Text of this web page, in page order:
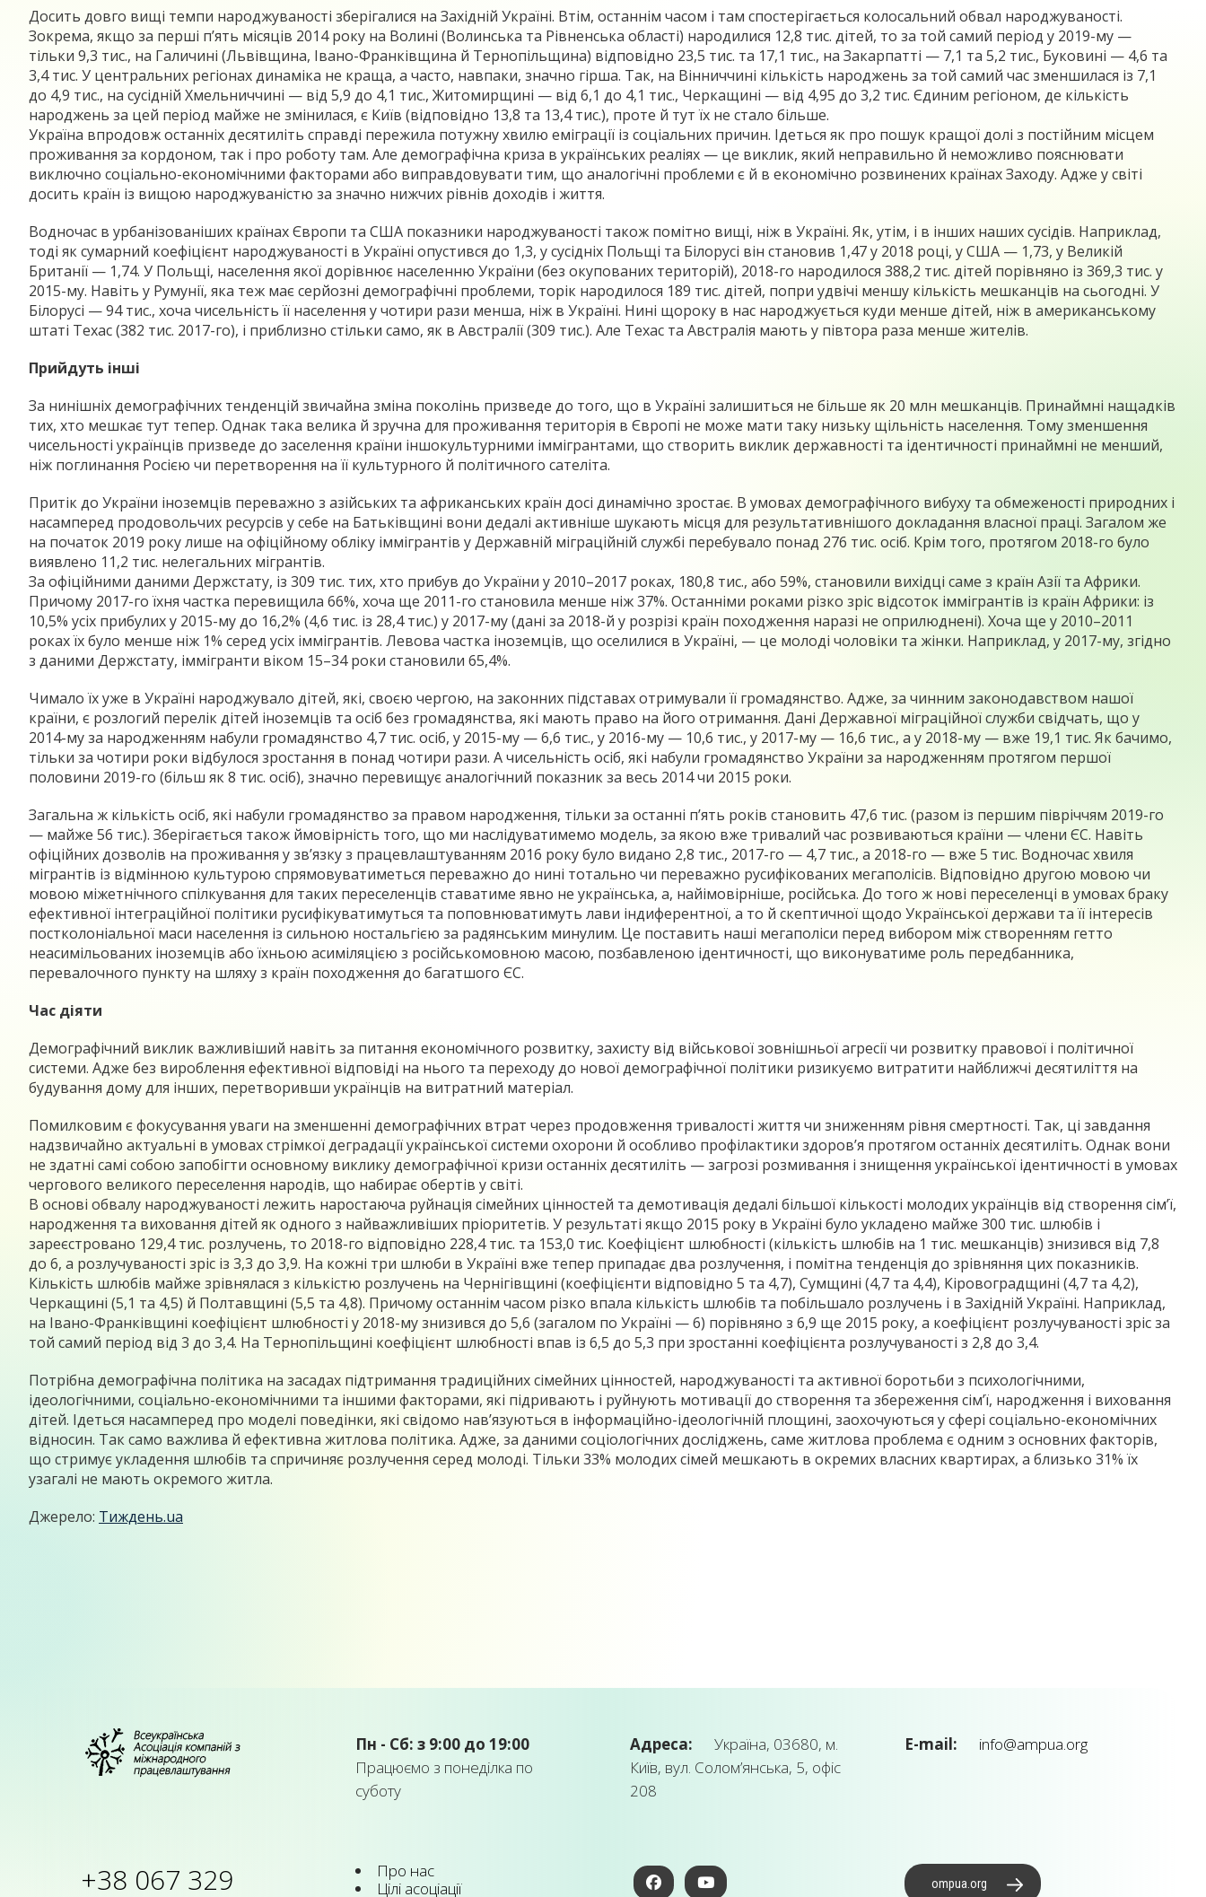
Досить довго вищі темпи народжуваності зберігалися на Західній Україні. Втім, останнім часом і там спостерігається колосальний обвал народжуваності.
Зокрема, якщо за перші п’ять місяців 2014 року на Волині (Волинська та Рівненська області) народилися 12,8 тис. дітей, то за той самий період у 2019-му —
тільки 9,3 тис., на Галичині (Львівщина, Івано-Франківщина й Тернопільщина) відповідно 23,5 тис. та 17,1 тис., на Закарпатті — 7,1 та 5,2 тис., Буковині — 4,6 та
3,4 тис. У центральних регіонах динаміка не краща, а часто, навпаки, значно гірша. Так, на Вінниччині кількість народжень за той самий час зменшилася із 7,1
до 4,9 тис., на сусідній Хмельниччині — від 5,9 до 4,1 тис., Житомирщині — від 6,1 до 4,1 тис., Черкащині — від 4,95 до 3,2 тис. Єдиним регіоном, де кількість
народжень за цей період майже не змінилася, є Київ (відповідно 13,8 та 13,4 тис.), проте й тут їх не стало більше.
Україна впродовж останніх десятиліть справді пережила потужну хвилю еміграції із соціальних причин. Ідеться як про пошук кращої долі з постійним місцем
проживання за кордоном, так і про роботу там. Але демографічна криза в українських реаліях — це виклик, який неправильно й неможливо пояснювати
виключно соціально-економічними факторами або виправдовувати тим, що аналогічні проблеми є й в економічно розвинених країнах Заходу. Адже у світі
досить країн із вищою народжуваністю за значно нижчих рівнів доходів і життя.
Водночас в урбанізованіших країнах Європи та США показники народжуваності також помітно вищі, ніж в Україні. Як, утім, і в інших наших сусідів. Наприклад,
тоді як сумарний коефіцієнт народжуваності в Україні опустився до 1,3, у сусідніх Польщі та Білорусі він становив 1,47 у 2018 році, у США — 1,73, у Великій
Британії — 1,74. У Польщі, населення якої дорівнює населенню України (без окупованих територій), 2018-го народилося 388,2 тис. дітей порівняно із 369,3 тис. у
2015-му. Навіть у Румунії, яка теж має серйозні демографічні проблеми, торік народилося 189 тис. дітей, попри удвічі меншу кількість мешканців на сьогодні. У
Білорусі — 94 тис., хоча чисельність її населення у чотири рази менша, ніж в Україні. Нині щороку в нас народжується куди менше дітей, ніж в американському
штаті Техас (382 тис. 2017-го), і приблизно стільки само, як в Австралії (309 тис.). Але Техас та Австралія мають у півтора раза менше жителів.
Прийдуть інші
За нинішніх демографічних тенденцій звичайна зміна поколінь призведе до того, що в Україні залишиться не більше як 20 млн мешканців. Принаймні нащадків
тих, хто мешкає тут тепер. Однак така велика й зручна для проживання територія в Європі не може мати таку низьку щільність населення. Тому зменшення
чисельності українців призведе до заселення країни іншокультурними іммігрантами, що створить виклик державності та ідентичності принаймні не менший,
ніж поглинання Росією чи перетворення на її культурного й політичного сателіта.
Притік до України іноземців переважно з азійських та африканських країн досі динамічно зростає. В умовах демографічного вибуху та обмеженості природних і
насамперед продовольчих ресурсів у себе на Батьківщині вони дедалі активніше шукають місця для результативнішого докладання власної праці. Загалом же
на початок 2019 року лише на офіційному обліку іммігрантів у Державній міграційній службі перебувало понад 276 тис. осіб. Крім того, протягом 2018-го було
виявлено 11,2 тис. нелегальних мігрантів.
За офіційними даними Держстату, із 309 тис. тих, хто прибув до України у 2010–2017 роках, 180,8 тис., або 59%, становили вихідці саме з країн Азії та Африки.
Причому 2017-го їхня частка перевищила 66%, хоча ще 2011-го становила менше ніж 37%. Останніми роками різко зріс відсоток іммігрантів із країн Африки: із
10,5% усіх прибулих у 2015-му до 16,2% (4,6 тис. із 28,4 тис.) у 2017-му (дані за 2018-й у розрізі країн походження наразі не оприлюднені). Хоча ще у 2010–2011
роках їх було менше ніж 1% серед усіх іммігрантів. Левова частка іноземців, що оселилися в Україні, — це молоді чоловіки та жінки. Наприклад, у 2017-му, згідно
з даними Держстату, іммігранти віком 15–34 роки становили 65,4%.
Чимало їх уже в Україні народжувало дітей, які, своєю чергою, на законних підставах отримували її громадянство. Адже, за чинним законодавством нашої
країни, є розлогий перелік дітей іноземців та осіб без громадянства, які мають право на його отримання. Дані Державної міграційної служби свідчать, що у
2014-му за народженням набули громадянство 4,7 тис. осіб, у 2015-му — 6,6 тис., у 2016-му — 10,6 тис., у 2017-му — 16,6 тис., а у 2018-му — вже 19,1 тис. Як бачимо,
тільки за чотири роки відбулося зростання в понад чотири рази. А чисельність осіб, які набули громадянство України за народженням протягом першої
половини 2019-го (більш як 8 тис. осіб), значно перевищує аналогічний показник за весь 2014 чи 2015 роки.
Загальна ж кількість осіб, які набули громадянство за правом народження, тільки за останні п’ять років становить 47,6 тис. (разом із першим півріччям 2019-го
— майже 56 тис.). Зберігається також ймовірність того, що ми наслідуватимемо модель, за якою вже тривалий час розвиваються країни — члени ЄС. Навіть
офіційних дозволів на проживання у зв’язку з працевлаштуванням 2016 року було видано 2,8 тис., 2017-го — 4,7 тис., а 2018-го — вже 5 тис. Водночас хвиля
мігрантів із відмінною культурою спрямовуватиметься переважно до нині тотально чи переважно русифікованих мегаполісів. Відповідно другою мовою чи
мовою міжетнічного спілкування для таких переселенців ставатиме явно не українська, а, найімовірніше, російська. До того ж нові переселенці в умовах браку
ефективної інтеграційної політики русифікуватимуться та поповнюватимуть лави індиферентної, а то й скептичної щодо Української держави та її інтересів
постколоніальної маси населення із сильною ностальгією за радянським минулим. Це поставить наші мегаполіси перед вибором між створенням гетто
неасимільованих іноземців або їхньою асиміляцією з російськомовною масою, позбавленою ідентичності, що виконуватиме роль передбанника,
перевалочного пункту на шляху з країн походження до багатшого ЄС.
Час діяти
Демографічний виклик важливіший навіть за питання економічного розвитку, захисту від військової зовнішньої агресії чи розвитку правової і політичної
системи. Адже без вироблення ефективної відповіді на нього та переходу до нової демографічної політики ризикуємо витратити найближчі десятиліття на
будування дому для інших, перетворивши українців на витратний матеріал.
Помилковим є фокусування уваги на зменшенні демографічних втрат через продовження тривалості життя чи зниженням рівня смертності. Так, ці завдання
надзвичайно актуальні в умовах стрімкої деградації української системи охорони й особливо профілактики здоров’я протягом останніх десятиліть. Однак вони
не здатні самі собою запобігти основному виклику демографічної кризи останніх десятиліть — загрозі розмивання і знищення української ідентичності в умовах
чергового великого переселення народів, що набирає обертів у світі.
В основі обвалу народжуваності лежить наростаюча руйнація сімейних цінностей та демотивація дедалі більшої кількості молодих українців від створення сім’ї,
народження та виховання дітей як одного з найважливіших пріоритетів. У результаті якщо 2015 року в Україні було укладено майже 300 тис. шлюбів і
зареєстровано 129,4 тис. розлучень, то 2018-го відповідно 228,4 тис. та 153,0 тис. Коефіцієнт шлюбності (кількість шлюбів на 1 тис. мешканців) знизився від 7,8
до 6, а розлучуваності зріс із 3,3 до 3,9. На кожні три шлюби в Україні вже тепер припадає два розлучення, і помітна тенденція до зрівняння цих показників.
Кількість шлюбів майже зрівнялася з кількістю розлучень на Чернігівщині (коефіцієнти відповідно 5 та 4,7), Сумщині (4,7 та 4,4), Кіровоградщині (4,7 та 4,2),
Черкащині (5,1 та 4,5) й Полтавщині (5,5 та 4,8). Причому останнім часом різко впала кількість шлюбів та побільшало розлучень і в Західній Україні. Наприклад,
на Івано-Франківщині коефіцієнт шлюбності у 2018-му знизився до 5,6 (загалом по Україні — 6) порівняно з 6,9 ще 2015 року, а коефіцієнт розлучуваності зріс за
той самий період від 3 до 3,4. На Тернопільщині коефіцієнт шлюбності впав із 6,5 до 5,3 при зростанні коефіцієнта розлучуваності з 2,8 до 3,4.
Потрібна демографічна політика на засадах підтримання традиційних сімейних цінностей, народжуваності та активної боротьби з психологічними,
ідеологічними, соціально-економічними та іншими факторами, які підривають і руйнують мотивації до створення та збереження сім’ї, народження і виховання
дітей. Ідеться насамперед про моделі поведінки, які свідомо нав’язуються в інформаційно-ідеологічній площині, заохочуються у сфері соціально-економічних
відносин. Так само важлива й ефективна житлова політика. Адже, за даними соціологічних досліджень, саме житлова проблема є одним з основних факторів,
що стримує укладення шлюбів та спричиняє розлучення серед молоді. Тільки 33% молодих сімей мешкають в окремих власних квартирах, а близько 31% їх
узагалі не мають окремого житла.
Джерело: Тиждень.ua
Пн - Сб: з 9:00 до 19:00
Працюємо з понеділка по
суботу
Адреса:
Україна, 03680, м.
Київ, вул. Солом’янська, 5, офіс
208
E-mail: info@ampua.org
+38 067 329
Про нас
Цілі асоціації
ompua.org